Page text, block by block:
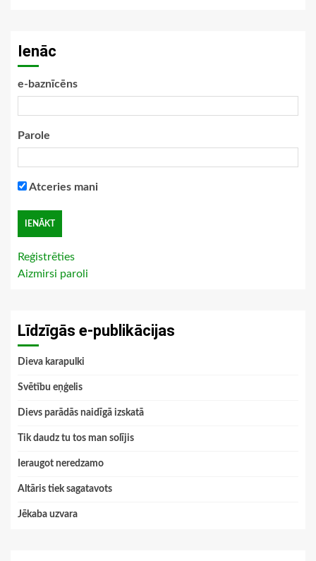
Ienāc
e-baznīcēns
Parole
Atceries mani
Reģistrēties
Aizmirsi paroli
Līdzīgās e-publikācijas
Dieva karapulki
Svētību eņģelis
Dievs parādās naidīgā izskatā
Tik daudz tu tos man solījis
Ieraugot neredzamo
Altāris tiek sagatavots
Jēkaba uzvara